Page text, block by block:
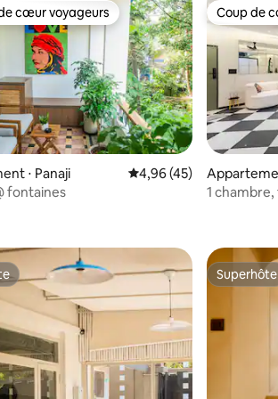
la base de 43 commentaires : 4,98 sur 5
cœur voyageurs les plus appréciés
cœur voyageurs
⋅ Panaji Évaluation moyenne
4,96 (45)
fontaines
Coup de
Coup de
1 chambre,
Superhôte
Superhôte